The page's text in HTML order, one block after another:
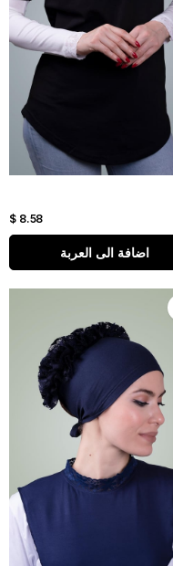
$ 8.58
اضافة الى العربة